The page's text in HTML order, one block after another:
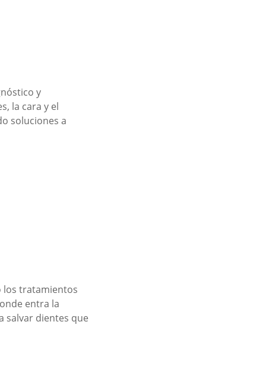
y
la cara y el
soluciones a
los tratamientos
entra la
salvar dientes que